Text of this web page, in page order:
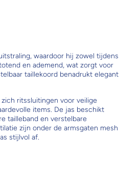
waardoor hij zowel tijdens
en ademend, wat zorgt voor
taillekoord benadrukt elegant
ritssluitingen voor veilige
items. De jas beschikt
tailleband en verstelbare
zijn onder de armsgaten mesh
stijlvol af.